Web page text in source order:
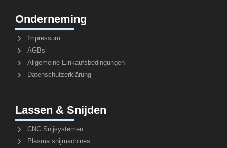
Onderneming
Impressum
AGBs
Allgemeine Einkaufsbedingungen
Datenschutzerklärung
Lassen & Snijden
CNC Snijsystemen
Plasma snijmachines